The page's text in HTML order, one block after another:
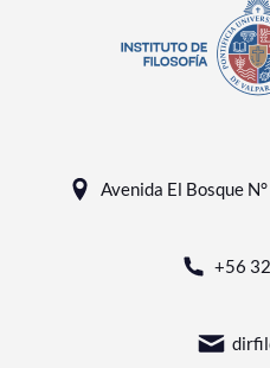
Avenida El Bosque
+56